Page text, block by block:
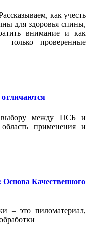
как учесть
для здоровья спины,
внимание и как
проверенные
выбору между ПСБ и
применения и
Качественного
– это пиломатериал,